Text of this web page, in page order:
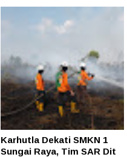
Karhutla Dekati SMKN 1
Sungai Raya, Tim SAR Dit